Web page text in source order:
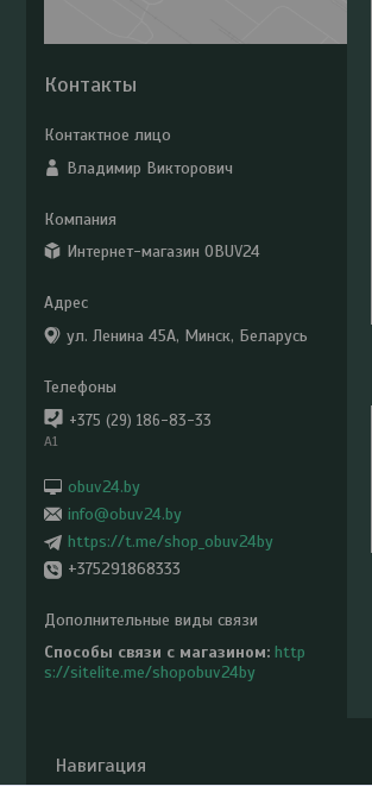
Контакты
Владимир Викторович
Интернет-магазин OBUV24
ул. Ленина 45А, Минск, Беларусь
+375 (29) 186-83-33
A1
obuv24.by
info@obuv24.by
https://t.me/shop_obuv24by
+375291868333
Способы связи с магазином http
s://sitelite.me/shopobuv24by
Навигация